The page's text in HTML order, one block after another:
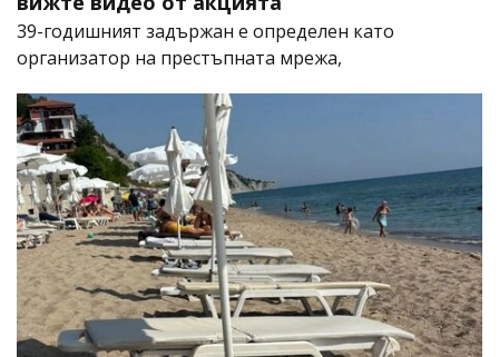
39-годишният задържан е определен като
организатор на престъпната мрежа,